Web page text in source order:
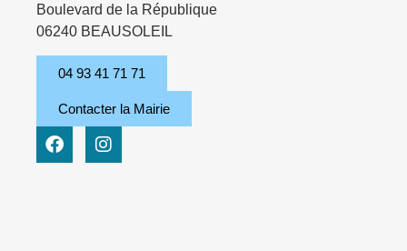
Boulevard de la République
06240 BEAUSOLEIL
04 93 41 71 71
Contacter la Mairie